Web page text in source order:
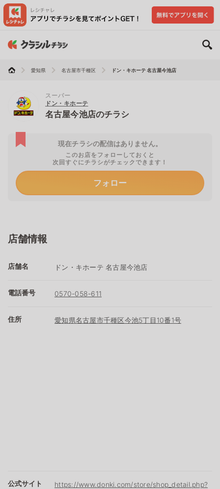
愛知県 名古屋市千種区 ドン・キホーテ 名古屋今池店
スーパー
ドン・キホーテ
名古屋今池店のチラシ
現在チラシの配信はありません。
このお店をフォローしておくと
次回すぐにチラシがチェックできます！
フォロー
店舗情報
店舗名 ドン・キホーテ 名古屋今池店
電話番号 0570-058-611
住所 愛知県名古屋市千種区今池5丁目10番1号
公式サイト
https://www.donki.com/store/shop_detail.php?